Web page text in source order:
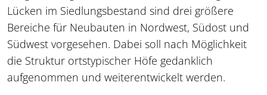
Lücken im Siedlungsbestand sind drei größere
Bereiche für Neubauten in Nordwest, Südost und
Südwest vorgesehen. Dabei soll nach Möglichkeit
die Struktur ortstypischer Höfe gedanklich
aufgenommen und weiterentwickelt werden.